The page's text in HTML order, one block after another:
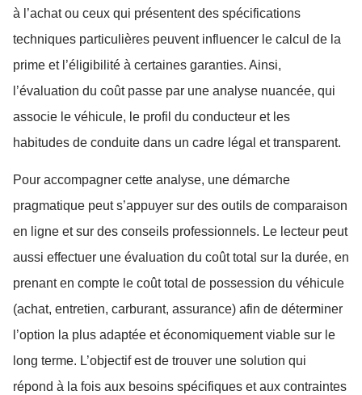
à l’achat ou ceux qui présentent des spécifications
techniques particulières peuvent influencer le calcul de la
prime et l’éligibilité à certaines garanties. Ainsi,
l’évaluation du coût passe par une analyse nuancée, qui
associe le véhicule, le profil du conducteur et les
habitudes de conduite dans un cadre légal et transparent.
Pour accompagner cette analyse, une démarche
pragmatique peut s’appuyer sur des outils de comparaison
en ligne et sur des conseils professionnels. Le lecteur peut
aussi effectuer une évaluation du coût total sur la durée, en
prenant en compte le coût total de possession du véhicule
(achat, entretien, carburant, assurance) afin de déterminer
l’option la plus adaptée et économiquement viable sur le
long terme. L’objectif est de trouver une solution qui
répond à la fois aux besoins spécifiques et aux contraintes